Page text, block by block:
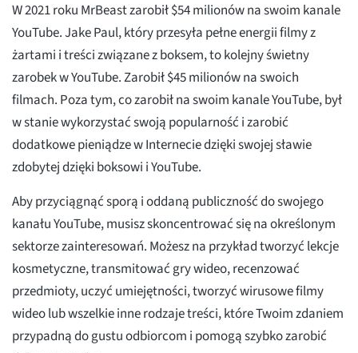
W 2021 roku MrBeast zarobił $54 milionów na swoim kanale
YouTube. Jake Paul, który przesyła pełne energii filmy z
żartami i treści związane z boksem, to kolejny świetny
zarobek w YouTube. Zarobił $45 milionów na swoich
filmach. Poza tym, co zarobił na swoim kanale YouTube, był
w stanie wykorzystać swoją popularność i zarobić
dodatkowe pieniądze w Internecie dzięki swojej sławie
zdobytej dzięki boksowi i YouTube.
Aby przyciągnąć sporą i oddaną publiczność do swojego
kanału YouTube, musisz skoncentrować się na określonym
sektorze zainteresowań. Możesz na przykład tworzyć lekcje
kosmetyczne, transmitować gry wideo, recenzować
przedmioty, uczyć umiejętności, tworzyć wirusowe filmy
wideo lub wszelkie inne rodzaje treści, które Twoim zdaniem
przypadną do gustu odbiorcom i pomogą szybko zarobić